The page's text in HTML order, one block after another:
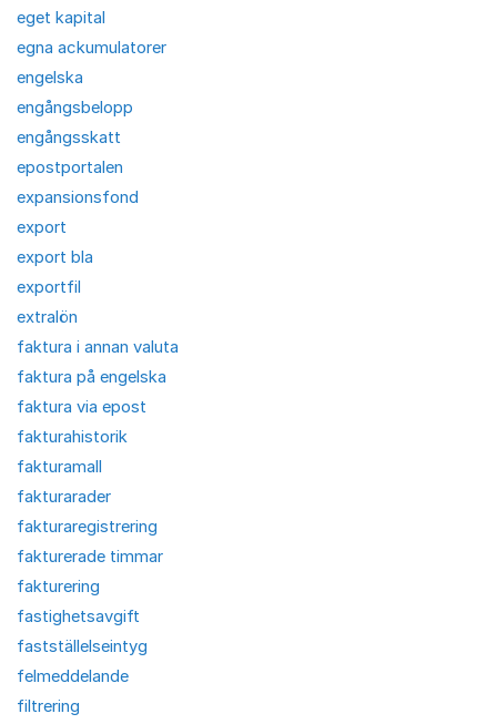
eget kapital
egna ackumulatorer
engelska
engångsbelopp
engångsskatt
epostportalen
expansionsfond
export
export bla
exportfil
extralön
faktura i annan valuta
faktura på engelska
faktura via epost
fakturahistorik
fakturamall
fakturarader
fakturaregistrering
fakturerade timmar
fakturering
fastighetsavgift
fastställelseintyg
felmeddelande
filtrering